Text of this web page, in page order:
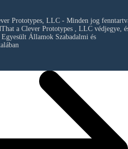
Prototypes, LLC - Minden jog
a Clever Prototypes , LLCvédjegye,
Egyesült Államok Szabadalmi és